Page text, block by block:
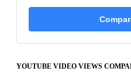
YOUTUBE VIDEO VIEWS